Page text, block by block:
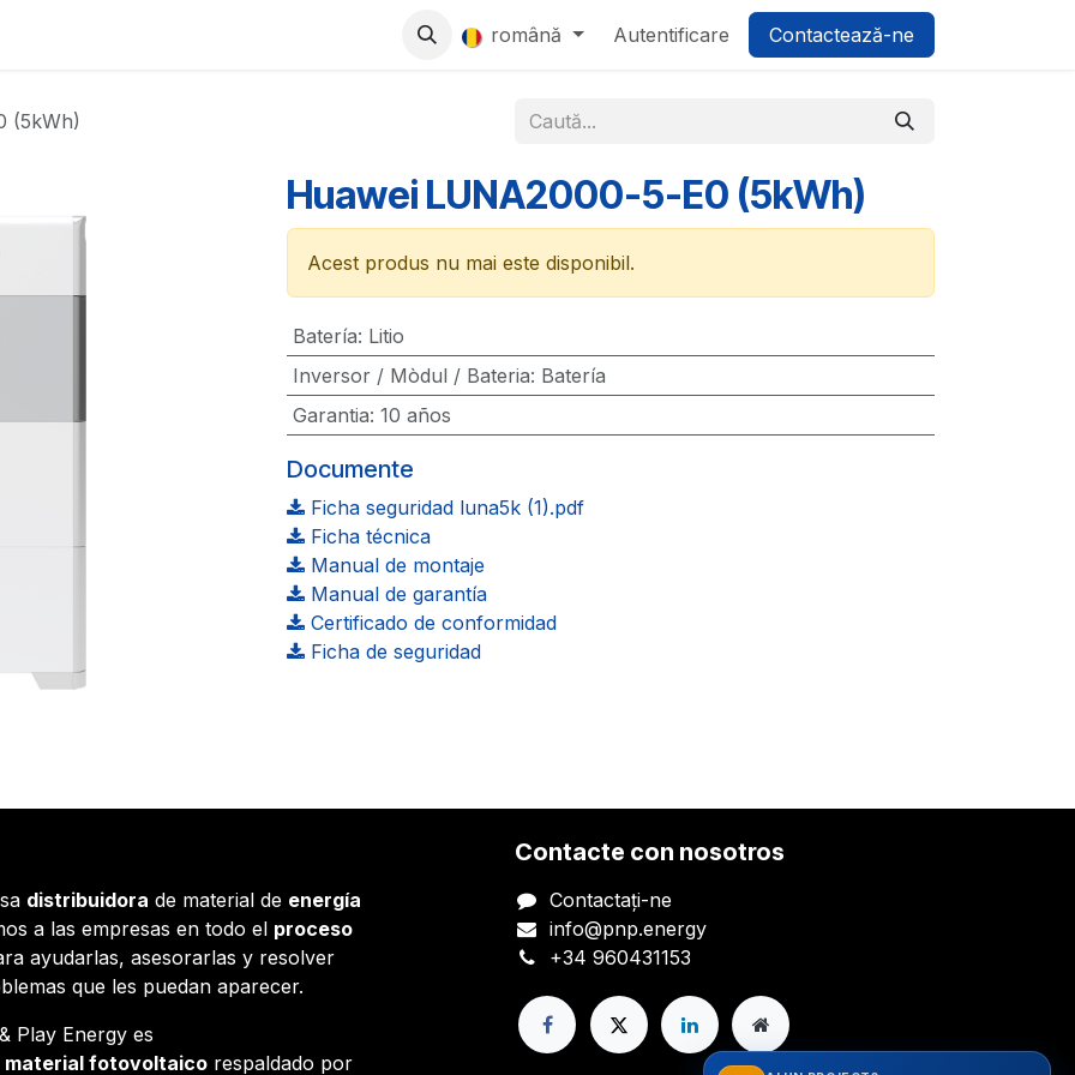
0 română Autentificare Contactează-ne
(5kWh)
Huawei LUNA2000-5-E0 (5kWh)
Acest produs nu mai este disponibil.
Batería: Litio
Inversor / Mòdul / Bateria: Batería
Garantia: 10 años
Documente
Ficha seguridad luna5k (1).pdf
Ficha técnica
Manual de montaje
Manual de garantía
Certificado de conformidad
Ficha de seguridad
distribuidora de material de energía
a las empresas en todo el proceso
ayudarlas, asesorarlas y resolver
que les puedan aparecer.
Play Energy es
material fotovoltaico respaldado por
Contacte con nosotros
Contactați-ne
info@pnp.energy
+34 960431153